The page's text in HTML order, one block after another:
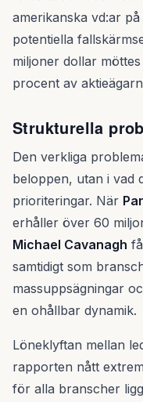
amerikanska vd:ar
potentiella
miljoner dollar
procent av
Strukturella
Den verkliga
beloppen, utan i vad
prioriteringar. När
erhåller över 60
Michael Cavanagh
samtidigt som
massuppsägningar
en ohållbar dynamik.
Löneklyftan mellan
rapporten nått
för alla branscher